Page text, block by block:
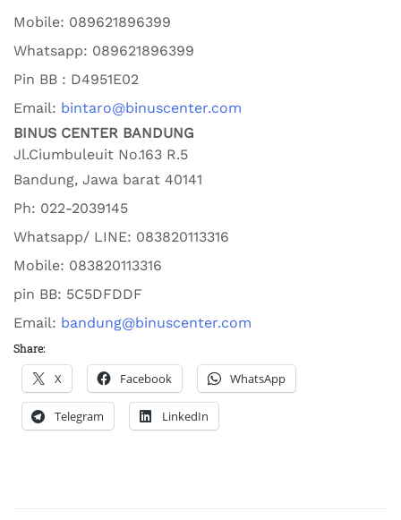
Mobile: 089621896399
Whatsapp: 089621896399
Pin BB : D4951E02
Email: bintaro@binuscenter.com
BINUS CENTER BANDUNG
Jl.Ciumbuleuit No.163 R.5
Bandung, Jawa barat 40141
Ph: 022-2039145
Whatsapp/ LINE: 083820113316
Mobile: 083820113316
pin BB: 5C5DFDDF
Email: bandung@binuscenter.com
Share:
X Facebook WhatsApp
Telegram LinkedIn